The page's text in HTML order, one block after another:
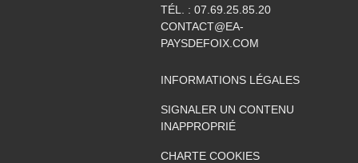
TÉL. : 07.69.25.85.20
CONTACT@EA-
PAYSDEFOIX.COM
INFORMATIONS LÉGALES
SIGNALER UN CONTENU
INAPPROPRIÉ
CHARTE COOKIES